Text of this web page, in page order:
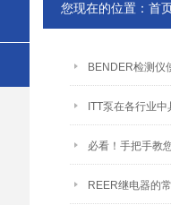
您现在的位置： 首
BENDER检测仪
ITT泵在各行业
必看！手把手教
REER继电器的